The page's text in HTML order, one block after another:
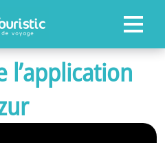
l’application